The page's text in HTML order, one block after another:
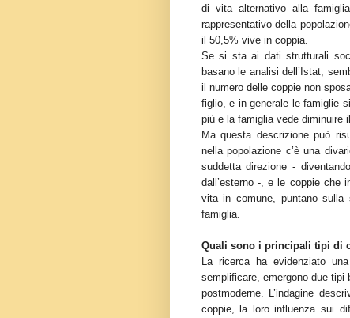
di vita alternativo alla
rappresentativo della
il 50,5% vive in coppia.
Se si sta ai dati strutturali
basano le analisi dell’Istat,
il numero delle coppie non
figlio, e in generale le famiglie
più e la famiglia vede diminuire
Ma questa descrizione può
nella popolazione c’è una
suddetta direzione -
dall’esterno -, e le coppie che
vita in comune, puntano
famiglia.
Quali sono i principali tipi di
La ricerca ha evidenziato
semplificare, emergono due
postmoderne. L’indagine
coppie, la loro influenza sui